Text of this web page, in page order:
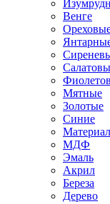
Венге
Мятные
Золотые
Синие
Материал
МДФ
Эмаль
Акрил
Береза
Дерево